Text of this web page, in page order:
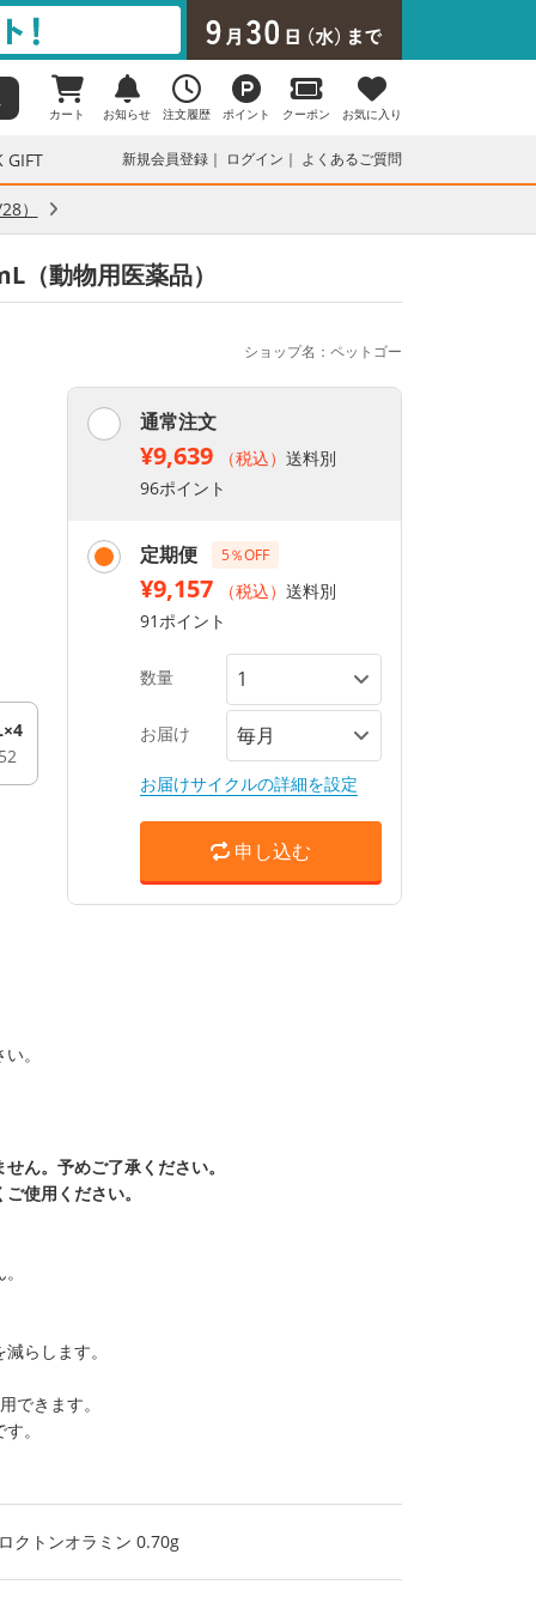
カート お知らせ 注文履歴 ポイント クーポン お気に入り
GIFT 新規会員登録 ログイン よくあるご質問
）
（動物用医薬品）
ショップ名：ペットゴー
通常注文
¥9,639 （税込） 送料別
96ポイント
定期便 5％OFF
¥9,157 （税込） 送料別
91ポイント
数量
お届け
お届けサイクルの詳細を設定
申し込む
。
ん。予めご了承ください。
使用ください。
らします。
できます。
。
クトンオラミン 0.70g